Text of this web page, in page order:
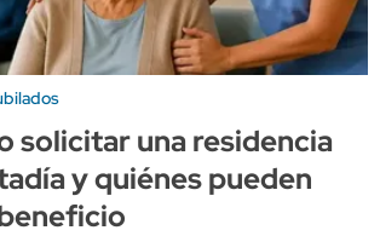
solicitar una residencia
y quiénes pueden